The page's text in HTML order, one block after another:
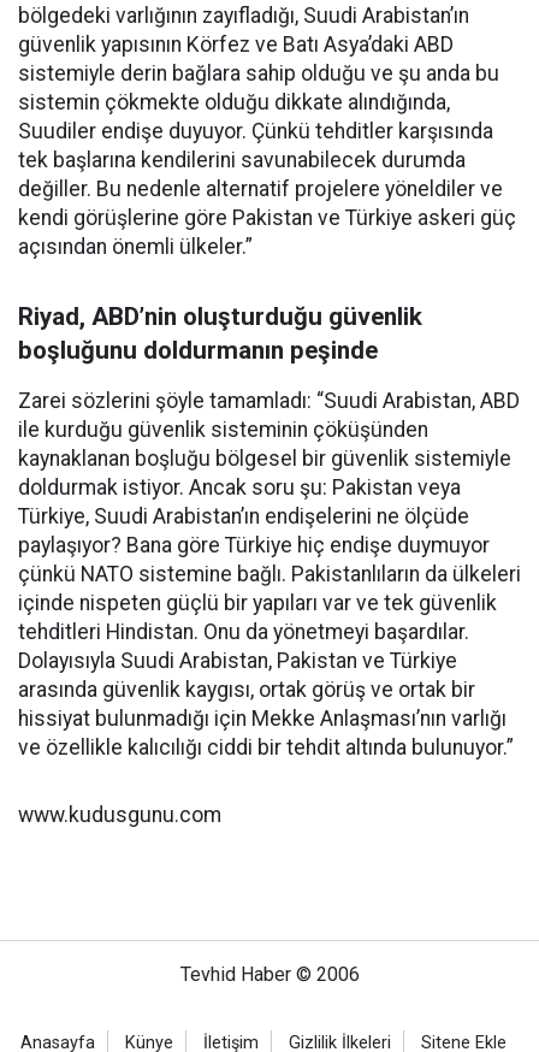
bölgedeki varlığının zayıfladığı, Suudi Arabistan’ın
güvenlik yapısının Körfez ve Batı Asya’daki ABD
sistemiyle derin bağlara sahip olduğu ve şu anda bu
sistemin çökmekte olduğu dikkate alındığında,
Suudiler endişe duyuyor. Çünkü tehditler karşısında
tek başlarına kendilerini savunabilecek durumda
değiller. Bu nedenle alternatif projelere yöneldiler ve
kendi görüşlerine göre Pakistan ve Türkiye askeri güç
açısından önemli ülkeler.”
Riyad, ABD’nin oluşturduğu güvenlik
boşluğunu doldurmanın peşinde
Zarei sözlerini şöyle tamamladı: “Suudi Arabistan, ABD
ile kurduğu güvenlik sisteminin çöküşünden
kaynaklanan boşluğu bölgesel bir güvenlik sistemiyle
doldurmak istiyor. Ancak soru şu: Pakistan veya
Türkiye, Suudi Arabistan’ın endişelerini ne ölçüde
paylaşıyor? Bana göre Türkiye hiç endişe duymuyor
çünkü NATO sistemine bağlı. Pakistanlıların da ülkeleri
içinde nispeten güçlü bir yapıları var ve tek güvenlik
tehditleri Hindistan. Onu da yönetmeyi başardılar.
Dolayısıyla Suudi Arabistan, Pakistan ve Türkiye
arasında güvenlik kaygısı, ortak görüş ve ortak bir
hissiyat bulunmadığı için Mekke Anlaşması’nın varlığı
ve özellikle kalıcılığı ciddi bir tehdit altında bulunuyor.”
www.kudusgunu.com
Tevhid Haber © 2006
Anasayfa Künye İletişim Gizlilik İlkeleri Sitene Ekle